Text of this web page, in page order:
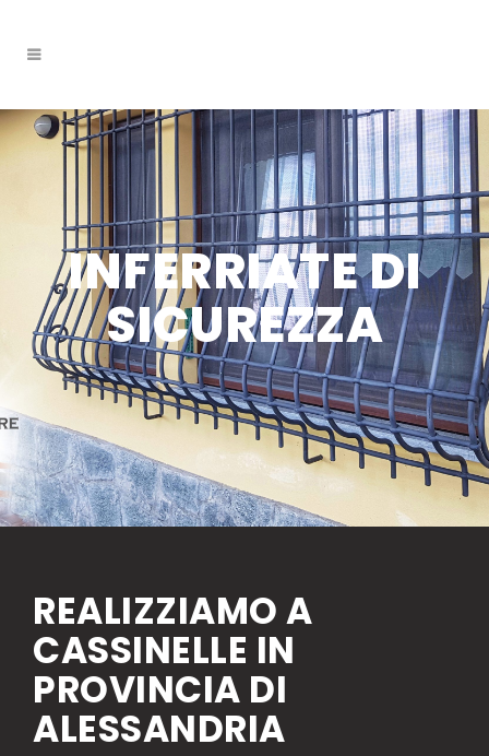
INFERRIATE DI
SICUREZZA
REALIZZIAMO A
CASSINELLE IN
PROVINCIA DI
ALESSANDRIA